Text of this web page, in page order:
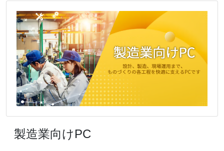
製造業向けPC